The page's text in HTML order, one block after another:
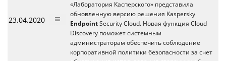
23.04.2020
«Лаборатория Касперского» представила
обновленную версию решения Kaspersky
Endpoint Security Cloud. Новая функция Cloud
Discovery поможет системным
администраторам обеспечить соблюдение
корпоративной политики безопасности за счет